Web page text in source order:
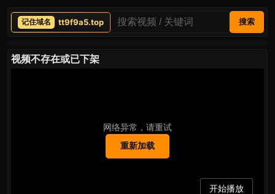
tt9f9a5.top 搜索
视频不存在或已下架
网络异常，请重试
重新加载
开始播放